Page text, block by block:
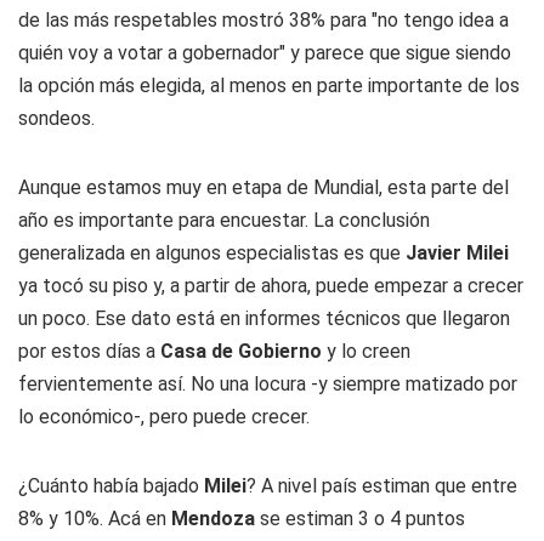
de las más respetables mostró 38% para "no tengo idea a
quién voy a votar a gobernador" y parece que sigue siendo
la opción más elegida, al menos en parte importante de los
sondeos.
Aunque estamos muy en etapa de Mundial, esta parte del
año es importante para encuestar. La conclusión
generalizada en algunos especialistas es que Javier Milei
ya tocó su piso y, a partir de ahora, puede empezar a crecer
un poco. Ese dato está en informes técnicos que llegaron
por estos días a Casa de Gobierno y lo creen
fervientemente así. No una locura -y siempre matizado por
lo económico-, pero puede crecer.
¿Cuánto había bajado Milei? A nivel país estiman que entre
8% y 10%. Acá en Mendoza se estiman 3 o 4 puntos